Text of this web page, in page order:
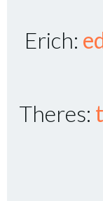
Erich:
Theres: